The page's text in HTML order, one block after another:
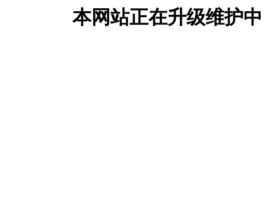
本网站正在升级维护